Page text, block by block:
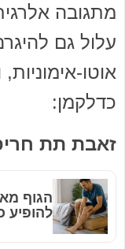
מתגובה
עלול גם
אוטו-
כדלקמן:
זאבת תת
הגוף
להופיע